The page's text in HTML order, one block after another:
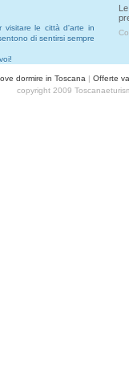
visitare le città d'arte in
di sentirsi sempre
dormire in Toscana | Offerte
copyright 2009